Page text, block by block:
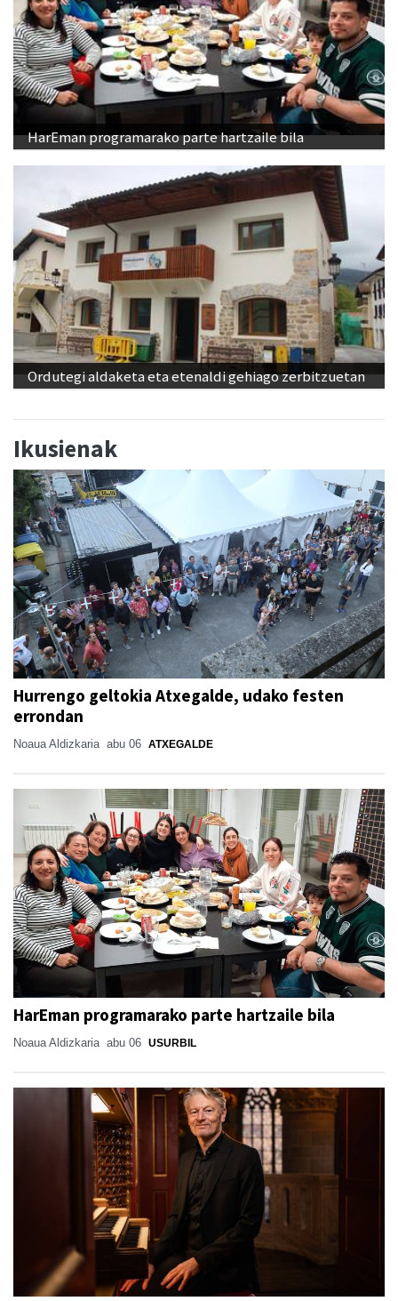
HarEman programarako parte hartzaile bila
Ordutegi aldaketa eta etenaldi gehiago zerbitzuetan
Ikusienak
Hurrengo geltokia Atxegalde, udako festen
errondan
Noaua Aldizkaria abu 06 ATXEGALDE
HarEman programarako parte hartzaile bila
Noaua Aldizkaria abu 06 USURBIL